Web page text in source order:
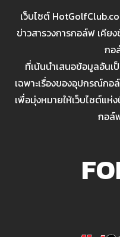
เว็บไซต์
ข่าวสารวงการกอล์ฟ เคี
กอ
ที่เน้นนำเสนอข้อมูลอัน
เฉพาะเรื่องของอุปกรณ์กอ
เพื่อมุ่งหมายให้เว็บไซต์แ
กอล์